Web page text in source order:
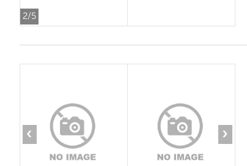
2/5
‹ ›